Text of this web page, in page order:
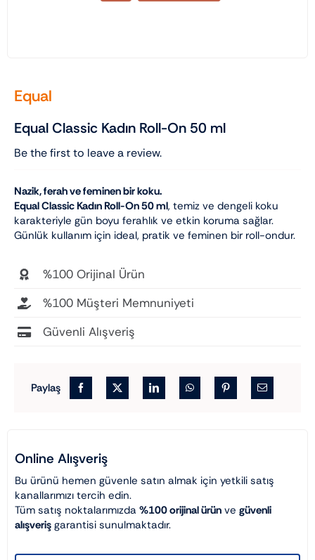
Equal
Equal Classic Kadın Roll-On 50 ml
Be the first to leave a review.
Nazik, ferah ve feminen bir koku.
Equal Classic Kadın Roll-On 50 ml, temiz ve dengeli koku
karakteriyle gün boyu ferahlık ve etkin koruma sağlar.
Günlük kullanım için ideal, pratik ve feminen bir roll-ondur.
%100 Orijinal Ürün
%100 Müşteri Memnuniyeti
Güvenli Alışveriş
Paylaş
Online Alışveriş
Bu ürünü hemen güvenle satın almak için yetkili satış
kanallarımızı tercih edin.
Tüm satış noktalarımızda %100 orijinal ürün ve güvenli
alışveriş garantisi sunulmaktadır.